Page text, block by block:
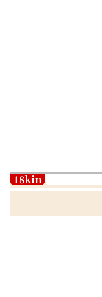
18kin